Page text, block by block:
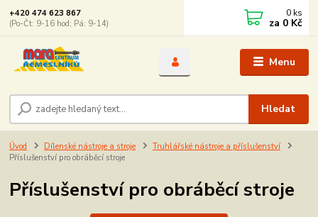
Menu
Hledat
+420 474 623 867
(Po-Čt: 9-16 hod; Pá: 9-14)
0 ks
za 0 Kč
Úvod Dílenské nástroje a stroje
Truhlářské nástroje a příslušenství
Příslušenství pro obráběcí stroje
Příslušenství pro obráběcí stroje